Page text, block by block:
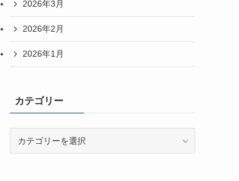
2026年3月
2026年2月
2026年1月
カテゴリー